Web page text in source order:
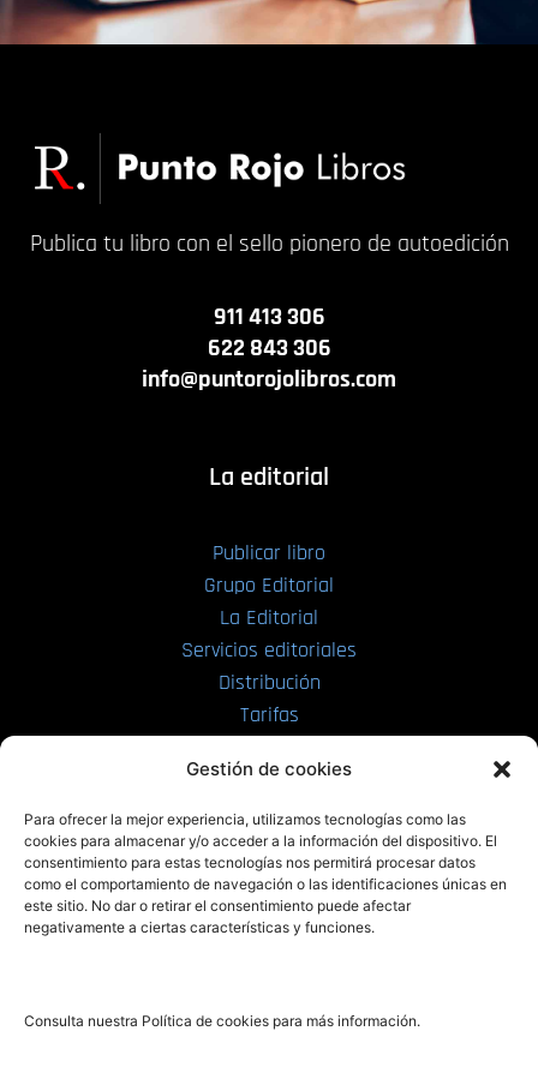
Gestión de cookies
Para ofrecer la mejor experiencia, utilizamos tecnologías como las
cookies para almacenar y/o acceder a la información del dispositivo. El
consentimiento para estas tecnologías nos permitirá procesar datos
como el comportamiento de navegación o las identificaciones únicas en
este sitio. No dar o retirar el consentimiento puede afectar
negativamente a ciertas características y funciones.
Consulta nuestra Política de cookies para más información.
Publica tu libro con el sello pionero de autoedición
911 413 306
622 843 306
info@puntorojolibros.com
La editorial
Publicar libro
Grupo Editorial
La Editorial
Servicios editoriales
Distribución
Tarifas
PRL | Films
PRL | Play
PRL | LAB
Noticias